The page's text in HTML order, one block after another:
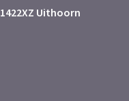
Uithoorn